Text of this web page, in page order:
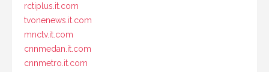
rctiplus.it.com
tvonenews.it.com
mnctv.it.com
cnnmedan.it.com
cnnmetro.it.com